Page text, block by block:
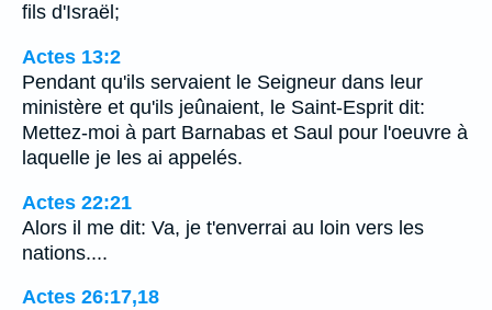
fils d'Israël;
Actes 13:2
Pendant qu'ils servaient le Seigneur dans leur
ministère et qu'ils jeûnaient, le Saint-Esprit dit:
Mettez-moi à part Barnabas et Saul pour l'oeuvre à
laquelle je les ai appelés.
Actes 22:21
Alors il me dit: Va, je t'enverrai au loin vers les
nations....
Actes 26:17,18